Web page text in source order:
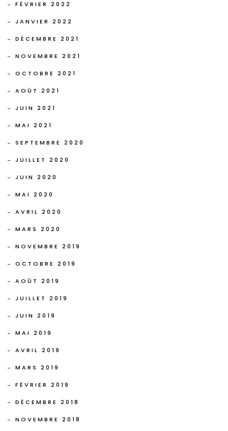
FÉVRIER 2022
JANVIER 2022
DÉCEMBRE 2021
NOVEMBRE 2021
OCTOBRE 2021
AOÛT 2021
JUIN 2021
MAI 2021
SEPTEMBRE 2020
JUILLET 2020
JUIN 2020
MAI 2020
AVRIL 2020
MARS 2020
NOVEMBRE 2019
OCTOBRE 2019
AOÛT 2019
JUILLET 2019
JUIN 2019
MAI 2019
AVRIL 2019
MARS 2019
FÉVRIER 2019
DÉCEMBRE 2018
NOVEMBRE 2018